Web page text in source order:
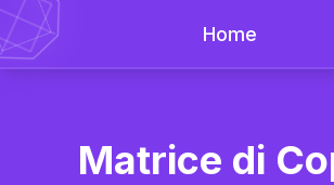
Home
Matrice di